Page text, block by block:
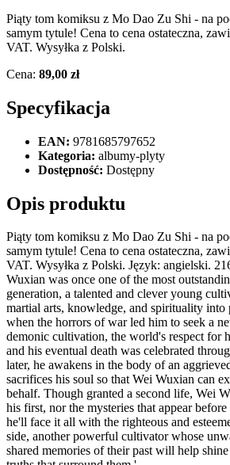
Piąty tom komiksu z Mo Dao Zu Shi - na
samym tytule! Cena to cena ostateczna,
VAT. Wysyłka z Polski.
Cena: 89,00 zł
Specyfikacja
EAN: 9781685797652
Kategoria: albumy-plyty
Dostępność: Dostępny
Opis produktu
Piąty tom komiksu z Mo Dao Zu Shi - na
samym tytule! Cena to cena ostateczna,
VAT. Wysyłka z Polski. Język: angielski.
Wuxian was once one of the most
generation, a talented and clever young
martial arts, knowledge, and spirituality
when the horrors of war led him to seek a
demonic cultivation, the world's respect for
and his eventual death was celebrated
later, he awakens in the body of an
sacrifices his soul so that Wei Wuxian can
behalf. Though granted a second life, Wei
his first, nor the mysteries that appear
he'll face it all with the righteous and
side, another powerful cultivator whose
shared memories of their past will help